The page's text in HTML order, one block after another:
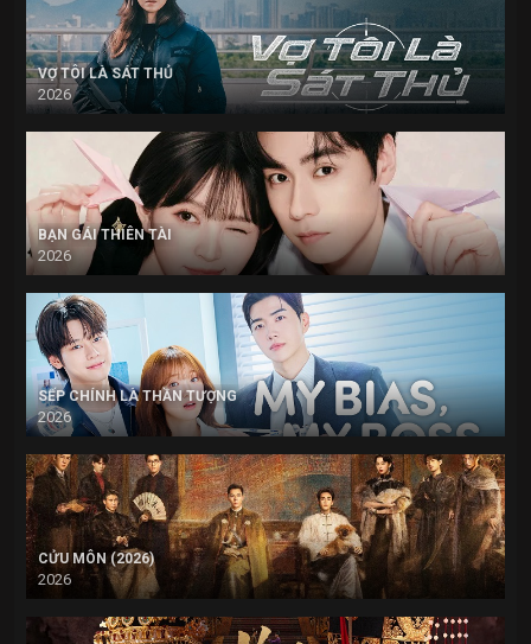
VỢ TÔI LÀ SÁT THỦ
2026
BẠN GÁI THIÊN TÀI
2026
SẾP CHÍNH LÀ THẦN TƯỢNG
2026
CỬU MÔN (2026)
2026